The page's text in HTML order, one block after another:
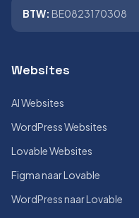
BTW: BE0823170308
Websites
AI Websites
WordPress Websites
Lovable Websites
Figma naar Lovable
WordPress naar Lovable